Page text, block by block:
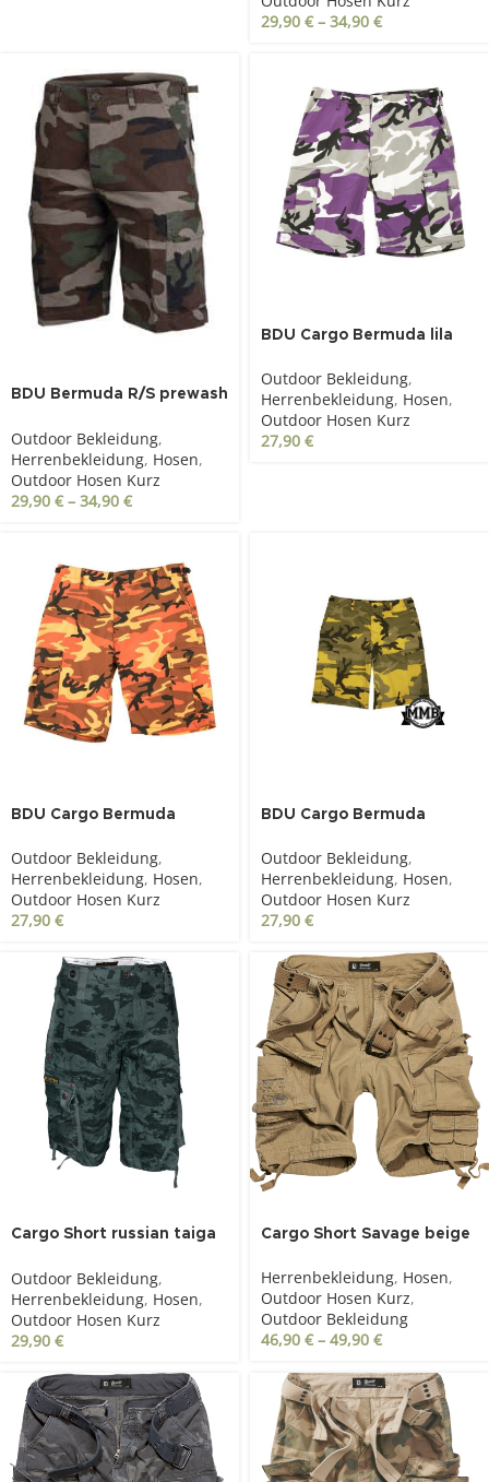
29,90 €– 34,90 €
BDU Bermuda R/S prewash
Outdoor Bekleidung,
Herrenbekleidung, Hosen,
Outdoor Hosen Kurz
29,90 €– 34,90 €
BDU Cargo Bermuda lila
Outdoor Bekleidung,
Herrenbekleidung, Hosen,
Outdoor Hosen Kurz
27,90 €
BDU Cargo Bermuda
Outdoor Bekleidung,
Herrenbekleidung, Hosen,
Outdoor Hosen Kurz
27,90 €
BDU Cargo Bermuda
Outdoor Bekleidung,
Herrenbekleidung, Hosen,
Outdoor Hosen Kurz
27,90 €
Cargo Short russian taiga
Outdoor Bekleidung,
Herrenbekleidung, Hosen,
Outdoor Hosen Kurz
29,90 €
Cargo Short Savage beige
Herrenbekleidung, Hosen,
Outdoor Hosen Kurz,
Outdoor Bekleidung
46,90 €– 49,90 €